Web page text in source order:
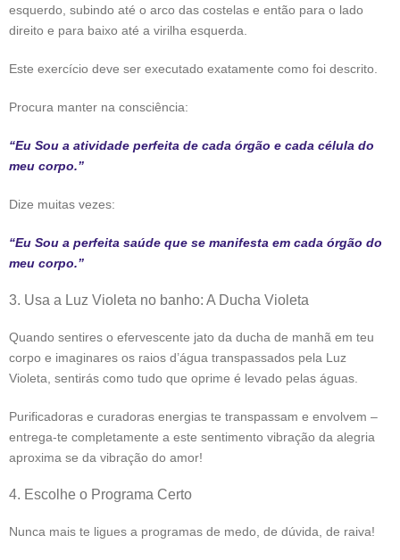
esquerdo, subindo até o arco das costelas e então para o lado
direito e para baixo até a virilha esquerda.
Este exercício deve ser executado exatamente como foi descrito.
Procura manter na consciência:
“Eu Sou a atividade perfeita de cada órgão e cada célula do
meu corpo.”
Dize muitas vezes:
“Eu Sou a perfeita saúde que se manifesta em cada órgão do
meu corpo.”
3. Usa a Luz Violeta no banho: A Ducha Violeta
Quando sentires o efervescente jato da ducha de manhã em teu
corpo e imaginares os raios d’água transpassados pela Luz
Violeta, sentirás como tudo que oprime é levado pelas águas.
Purificadoras e curadoras energias te transpassam e envolvem –
entrega-te completamente a este sentimento vibração da alegria
aproxima se da vibração do amor!
4. Escolhe o Programa Certo
Nunca mais te ligues a programas de medo, de dúvida, de raiva!